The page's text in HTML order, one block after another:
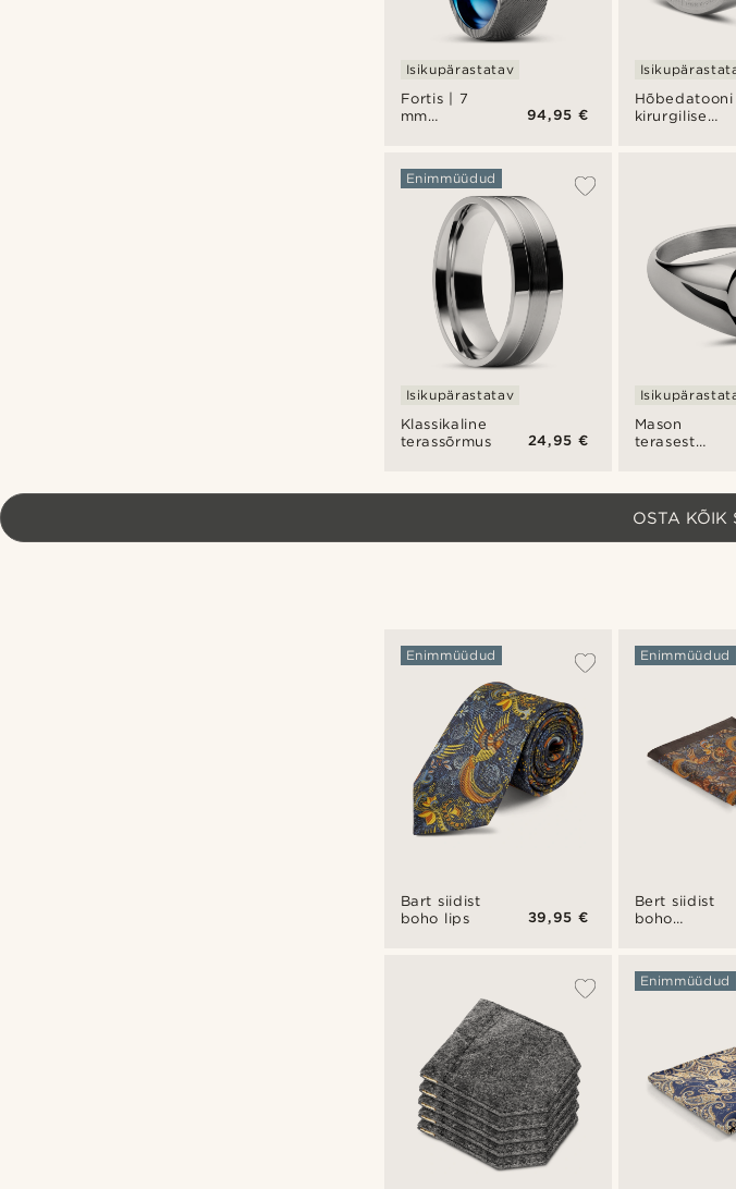
Fortis | 7
mm
terasest ja
sinisest
titaanist
sõrmus
Isikupärastatav
94,95 €
Klassikaline
terassõrmus
Enimmüüdud
Isikupärastatav
24,95 €
Hõbedatooni
kirurgilisest
Mason
terasest
OSTA KÕIK
Bart siidist
boho lips
Enimmüüdud
39,95 €
Bert siidist
boho
Enimmüüdud
Enimmüüdud